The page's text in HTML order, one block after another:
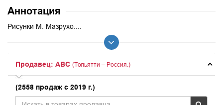
Аннотация
Рисунки М. Мазрухо....
Продавец: ABC (Тольятти – Россия.)
(2558 продаж с 2019 г.)